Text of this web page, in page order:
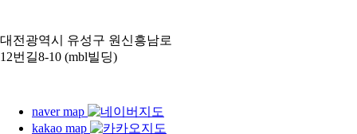
대전광역시 유성구 원신흥남로
12번길8-10 (mbl빌딩)
naver map
kakao map